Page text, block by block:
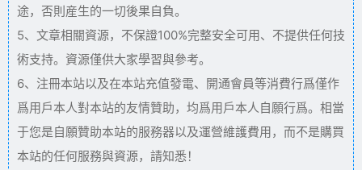
途，否則産生的一切後果自負。
5、文章相關資源，不保證100%完整安全可用、不提供任何技
術支持。資源僅供大家學習與參考。
6、注冊本站以及在本站充值發電、開通會員等消費行爲僅作
爲用戶本人對本站的友情贊助，均爲用戶本人自願行爲。相當
于您是自願贊助本站的服務器以及運營維護費用，而不是購買
本站的任何服務與資源，請知悉！